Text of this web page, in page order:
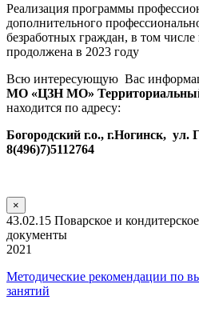
Реализация программы
дополнительного
безработных граждан, в том
продолжена в 2023 году
Всю интересующую Вас
МО «ЦЗН МО»
находится по адресу:
Богородский г.о., г.Ногинск, ул.
8(496)7)5112764
×
43.02.15 Поварское и
документы
2021
Методические рекомендации по
занятий